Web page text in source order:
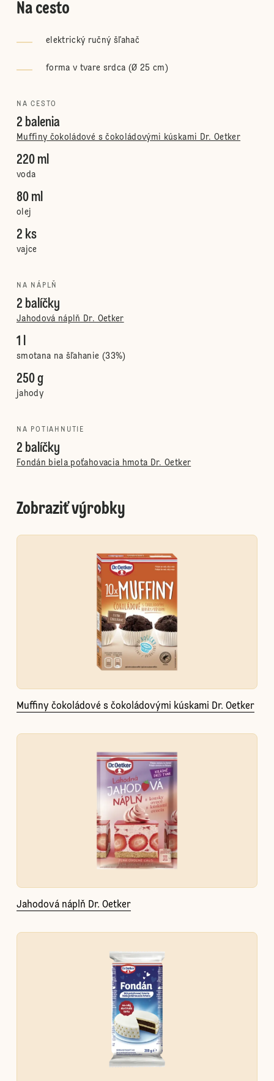
Na cesto
elektrický ručný šľahač
forma v tvare srdca (Ø 25 cm)
NA CESTO
2 balenia
Muffiny čokoládové s čokoládovými kúskami Dr. Oetker
220 ml
voda
80 ml
olej
2 ks
vajce
NA NÁPLŇ
2 balíčky
Jahodová náplň Dr. Oetker
1 l
smotana na šľahanie (33%)
250 g
jahody
NA POTIAHNUTIE
2 balíčky
Fondán biela poťahovacia hmota Dr. Oetker
Zobraziť výrobky
Muffiny čokoládové s čokoládovými kúskami Dr. Oetker
Jahodová náplň Dr. Oetker